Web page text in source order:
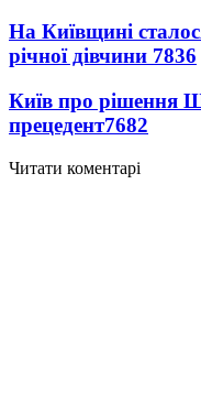
На Київщині
річної дівчини 7836
Київ про рішення
прецедент7682
Читати коментарі